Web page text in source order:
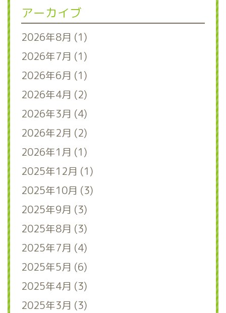
アーカイブ
2026年8月 (1)
2026年7月 (1)
2026年6月 (1)
2026年4月 (2)
2026年3月 (4)
2026年2月 (2)
2026年1月 (1)
2025年12月 (1)
2025年10月 (3)
2025年9月 (3)
2025年8月 (3)
2025年7月 (4)
2025年5月 (6)
2025年4月 (3)
2025年3月 (3)